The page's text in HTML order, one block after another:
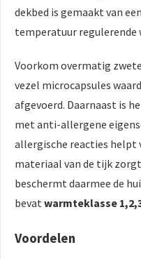
dekbed is gemaakt van
temperatuur regulerende
Voorkom overmatig
vezel microcapsules
afgevoerd. Daarnaast is
met anti-allergene
allergische reacties helpt
materiaal van de tijk
beschermt daarmee de
bevat warmteklasse
Voordelen